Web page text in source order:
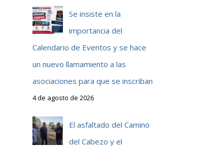
Se insiste en la
importancia del
Calendario de Eventos y se hace
un nuevo llamamiento a las
asociaciones para que se inscriban
4 de agosto de 2026
El asfaltado del Camino
del Cabezo y el